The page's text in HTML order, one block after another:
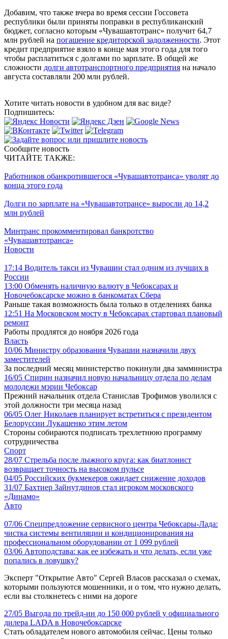
Добавим, что также вчера во время сессии Госсовета
республики были приняты поправки в республиканский
бюджет, согласно которым «Чувашавтотранс» получит 64,7
млн рублей на погашение кредиторской задолженности. Этот
кредит предприятие взяло в конце мая этого года для того
чтобы расплатиться с долгами по зарплате. В общей же
сложности долги автотранспортного предприятия на начало
августа составляли 200 млн рублей.
Хотите читать новости в удобном для вас виде?
Подпишитесь:
Сообщите новость
ЧИТАЙТЕ ТАКЖЕ:
Работников обанкротившегося «Чувашавтотранса» уволят до
конца этого года
Долги по зарплате на «Чувашавтотрансе» выросли до 14,2
млн рублей
Минтранс прокомментировал банкротство
«Чувашавтотранса»
Новости
17:14 Водитель такси из Чувашии стал одним из лучших в
России
13:00 Обменять наличную валюту в Чебоксарах и
Новочебоксарске можно в банкоматах Сбера
Раньше такая возможность была только в отделениях банка
12:51 На Московском мосту в Чебоксарах стартовал плановый
ремонт
Работы продлятся до ноября 2026 года
Власть
10/06 Министру образования Чувашии назначили двух
заместителей
За последний месяц министерство покинули два замминистра
16/05 Спирин назначил новую начальницу отдела по делам
молодежи мэрии Чебоксар
Прежний начальник отдела Станислав Трофимов уволился с
этой должности три месяца назад
06/05 Олег Николаев планирует встретиться с президентом
Белоруссии Лукашенко этим летом
Стороны собираются подписать трехлетнюю программу
сотрудничества
Спорт
28/07 Стрельба после лыжного круга: как биатлонист
возвращает точность на высоком пульсе
04/05 Российских букмекеров ожидает снижение доходов
31/07 Бахтиер Зайнутдинов стал игроком московского
«Динамо»
Авто
07/06 Спецпредложение сервисного центра Чебоксары-Лада:
чистка системы вентиляции и кондиционирования на
профессиональном оборудовании от 1 099 рублей
03/06 Автоподстава: как ее избежать и что делать, если уже
попались в ловушку?
Эксперт "Открытие Авто" Сергей Власов рассказал о схемах,
которыми пользуются мошенники, и о том, что нужно делать,
если вы столкнетесь с ними на дороге
27/05 Выгода по трейд-ин до 150 000 рублей у официального
дилера LADA в Новочебоксарске
Стать обладателем нового автомобиля сейчас. Цены только